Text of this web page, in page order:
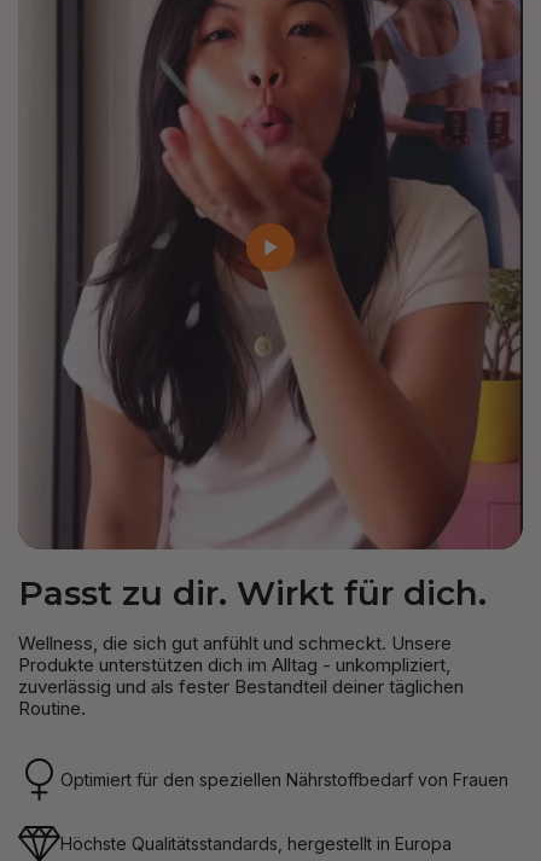
Passt zu dir. Wirkt für dich.
Wellness, die sich gut anfühlt und schmeckt. Unsere
Produkte unterstützen dich im Alltag - unkompliziert,
zuverlässig und als fester Bestandteil deiner täglichen
Routine.
Optimiert für den speziellen Nährstoffbedarf von Frauen
Höchste Qualitätsstandards, hergestellt in Europa